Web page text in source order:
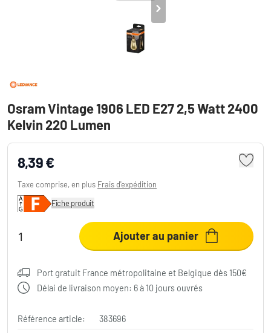
Osram Vintage 1906 LED E27 2,5 Watt 2400
Kelvin 220 Lumen
8,39 €
Taxe comprise, en plus Frais d'expédition
Fiche produit
Ajouter au panier
Port gratuit France métropolitaine et Belgique dès 150€
Délai de livraison moyen: 6 à 10 jours ouvrés
Référence article:
383696